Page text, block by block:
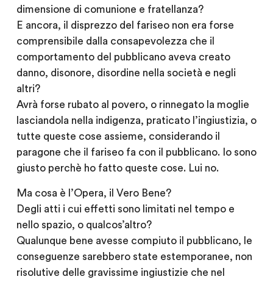
dimensione di comunione e fratellanza?
E ancora, il disprezzo del fariseo non era forse
comprensibile dalla consapevolezza che il
comportamento del pubblicano aveva creato
danno, disonore, disordine nella società e negli
altri?
Avrà forse rubato al povero, o rinnegato la moglie
lasciandola nella indigenza, praticato l’ingiustizia, o
tutte queste cose assieme, considerando il
paragone che il fariseo fa con il pubblicano. Io sono
giusto perchè ho fatto queste cose. Lui no.
Ma cosa è l’Opera, il Vero Bene?
Degli atti i cui effetti sono limitati nel tempo e
nello spazio, o qualcos’altro?
Qualunque bene avesse compiuto il pubblicano, le
conseguenze sarebbero state estemporanee, non
risolutive delle gravissime ingiustizie che nel